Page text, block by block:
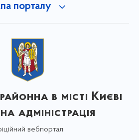
порталу
в місті Києві
адміністрація
вебпортал